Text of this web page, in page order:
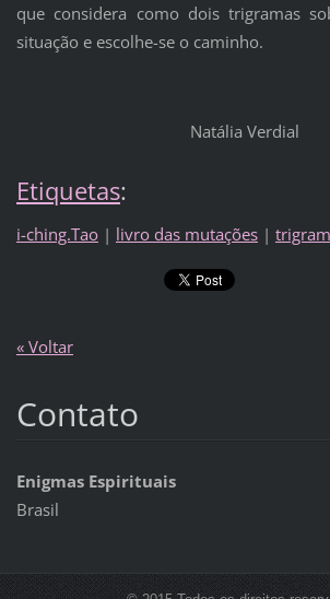
que considera como dois trigramas
situação e escolhe-se o caminho.
Natália Verdial
Etiquetas:
i-ching.Tao | livro das mutações |
« Voltar
Contato
Enigmas Espirituais
Brasil